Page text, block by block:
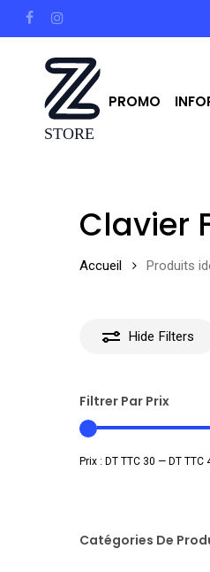
to
facebookinstagram
PROMO
Clavier
Accueil Produits
Hide Filters
Filtrer Par Prix
Prix : DT TTC 30 — DT TTC
Catégories De